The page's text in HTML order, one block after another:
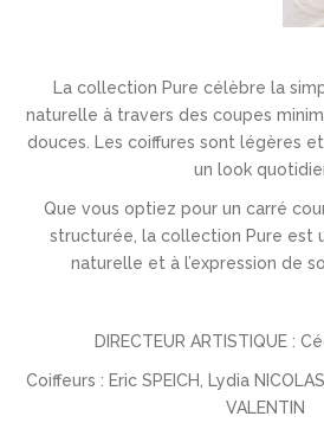
La collection Pure célèbre la
naturelle à travers des coupes
douces. Les coiffures sont légères
un look
Que vous optiez pour un carré
structurée, la collection Pure est
naturelle et à l’expression de
DIRECTEUR ARTISTIQUE :
Coiffeurs : Eric SPEICH, Lydia
VALENTIN